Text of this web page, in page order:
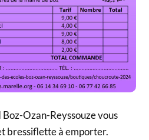
Boz-Ozan-Reyssouze vous
bressiflette à emporter.